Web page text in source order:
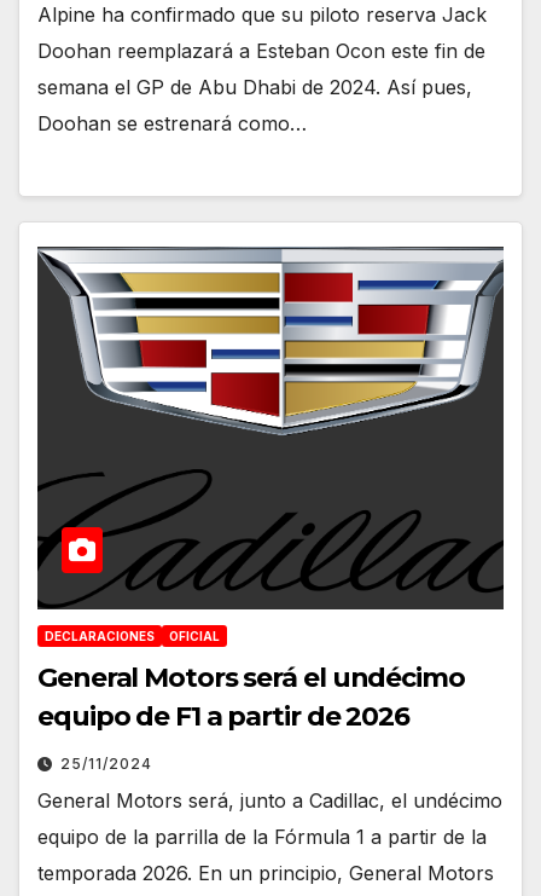
Alpine ha confirmado que su piloto reserva Jack
Doohan reemplazará a Esteban Ocon este fin de
semana el GP de Abu Dhabi de 2024. Así pues,
Doohan se estrenará como…
DECLARACIONES OFICIAL
General Motors será el undécimo
equipo de F1 a partir de 2026
25/11/2024
General Motors será, junto a Cadillac, el undécimo
equipo de la parrilla de la Fórmula 1 a partir de la
temporada 2026. En un principio, General Motors